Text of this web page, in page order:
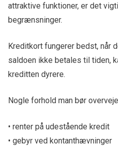
attraktive funktioner, er det
begrænsninger.
Kreditkort fungerer bedst, når
saldoen ikke betales til tiden,
kreditten dyrere.
Nogle forhold man bør
• renter på udestående kredit
• gebyr ved kontanthævninger